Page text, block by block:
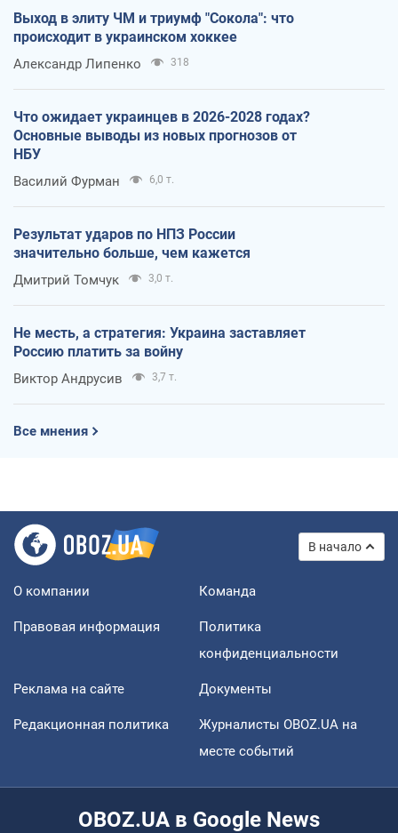
Выход в элиту ЧМ и триумф "Сокола": что
происходит в украинском хоккее
Александр Липенко 318
Что ожидает украинцев в 2026-2028 годах?
Основные выводы из новых прогнозов от
НБУ
Василий Фурман 6,0 т.
Результат ударов по НПЗ России
значительно больше, чем кажется
Дмитрий Томчук 3,0 т.
Не месть, а стратегия: Украина заставляет
Россию платить за войну
Виктор Андрусив 3,7 т.
Все мнения
В начало
О компании Команда
Правовая информация
Политика
конфиденциальности
Реклама на сайте Документы
Редакционная политика
Журналисты OBOZ.UA на
месте событий
OBOZ.UA в Google News